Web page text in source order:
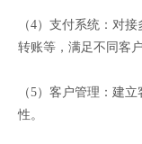
（4）支付系统：对
转账等，满足不同客户
（5）客户管理：建
性。